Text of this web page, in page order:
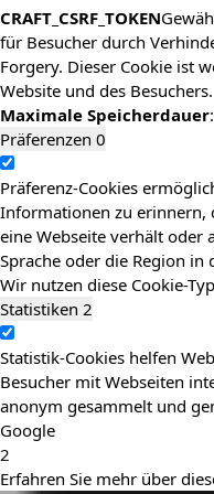
CRAFT_CSRF_TOKEN
für Besucher durch
Forgery. Dieser Cookie ist
Website und des Besuchers.
Maximale Speicherdauer
Präferenzen 0
Präferenz-Cookies
Informationen zu erinnern,
eine Webseite verhält oder
Sprache oder die Region in
Wir nutzen diese Cookie-
Statistiken 2
Statistik-Cookies helfen
Besucher mit Webseiten
anonym gesammelt und
Google
2
Erfahren Sie mehr über